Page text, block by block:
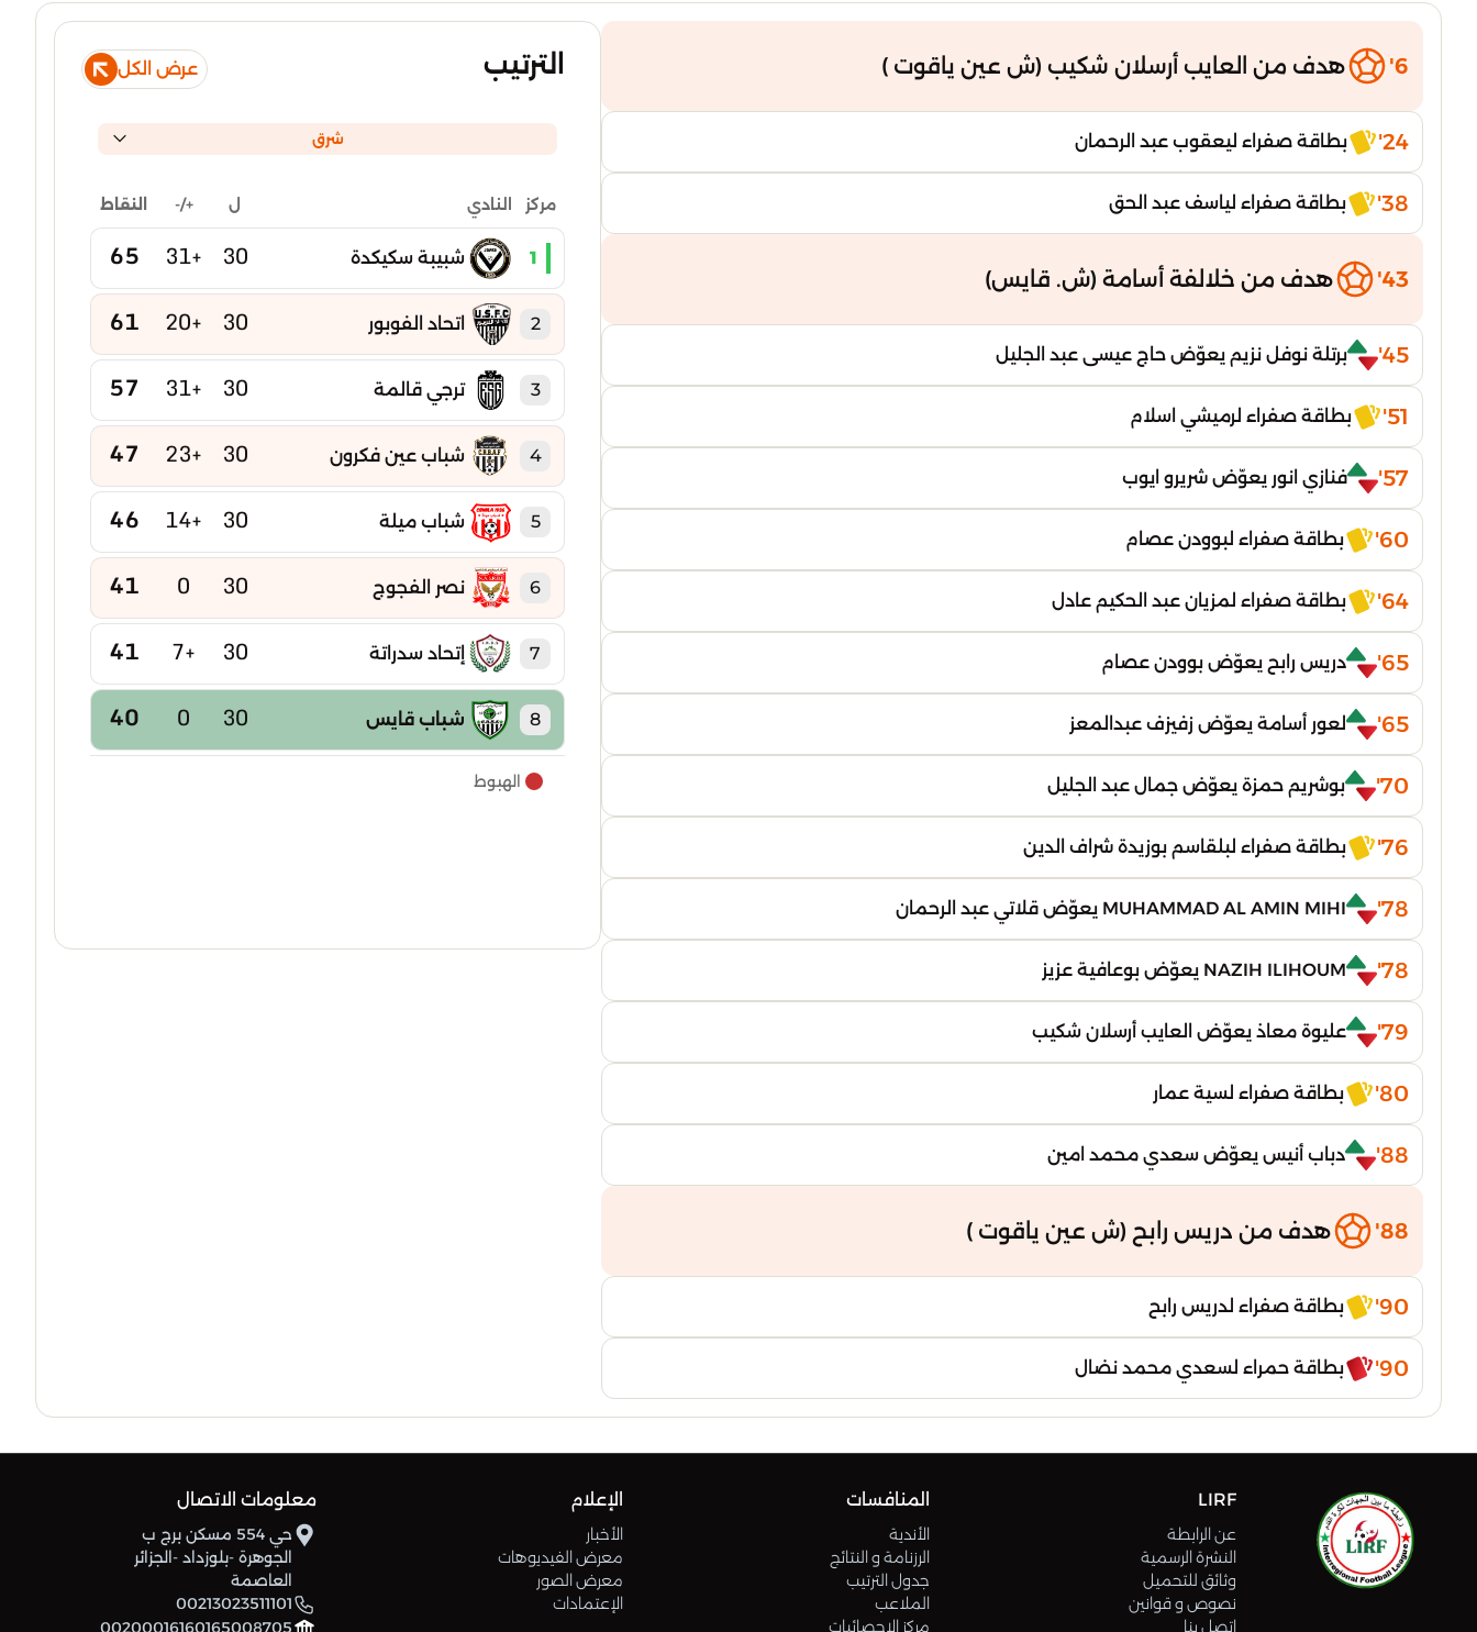
6' هدف من العايب أرسلان شكيب (ش عين ياقوت )
24' بطاقة صفراء ليعقوب عبد الرحمان
38' بطاقة صفراء لياسف عبد الحق
43' هدف من خلالفة أسامة (ش. قايس)
45' برتلة نوفل نزيم يعوّض حاج عيسى عبد الجليل
51' بطاقة صفراء لرميشي اسلام
57' فنازي انور يعوّض شريرو ايوب
60' بطاقة صفراء لبوودن عصام
64' بطاقة صفراء لمزيان عبد الحكيم عادل
65' دريس رابح يعوّض بوودن عصام
65' لعور أسامة يعوّض زفيزف عبدالمعز
70' بوشريم حمزة يعوّض جمال عبد الجليل
76' بطاقة صفراء لبلقاسم بوزيدة شراف الدين
78' MUHAMMAD AL AMIN MIHI يعوّض قلاتي عبد الرحمان
78' NAZIH ILIHOUM يعوّض بوعافية عزيز
79' عليوة معاذ يعوّض العايب أرسلان شكيب
80' بطاقة صفراء لسية عمار
88' دباب أنيس يعوّض سعدي محمد امين
88' هدف من دريس رابح (ش عين ياقوت )
90' بطاقة صفراء لدريس رابح
90' بطاقة حمراء لسعدي محمد نضال
الترتيب عرض الكل
شرق
مركز النادي ل +/- النقاط
1 شبيبة سكيكدة 30
+31
65
2 اتحاد الفوبور 30
+20
61
3 ترجي قالمة 30
+31
57
4 شباب عين فكرون 30
+23
47
5 شباب ميلة 30
+14
46
6 نصر الفجوج 30
0
41
7 إتحاد سدراتة 30
+7
41
8 شباب قايس 30
0
40
9 الهبوط
LIRF
عن الرابطة
النشرة الرسمية
وثائق للتحميل
نصوص و قوانين
اتصل بنا
المنافسات
الأندية
الرزنامة و النتائج
جدول الترتيب
الملاعب
مركز الإحصائيات
الإعلام
الأخبار
معرض الفيديوهات
معرض الصور
الإعتمادات
معلومات الاتصال
حي 554 مسكن برج ب
الجوهرة -بلوزداد -الجزائر
العاصمة
00213023511101
00200016160165008705